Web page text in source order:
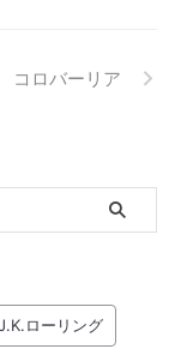
コロバーリア
ローリング